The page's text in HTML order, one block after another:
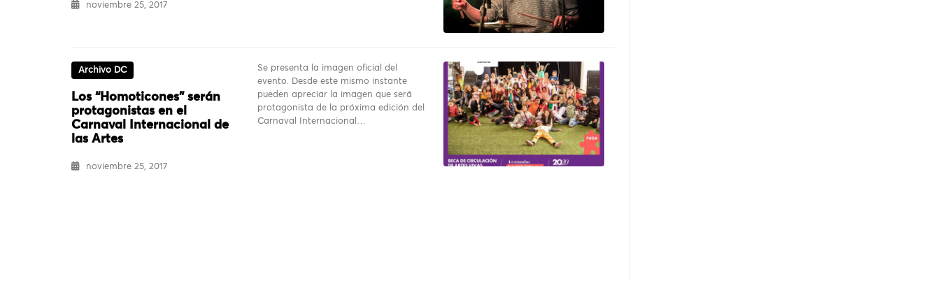
noviembre 25, 2017
Archivo DC
Los “Homoticones” serán
protagonistas en el
Carnaval Internacional de
las Artes
noviembre 25, 2017
Se presenta la imagen oficial del
evento. Desde este mismo instante
pueden apreciar la imagen que será
protagonista de la próxima edición del
Carnaval Internacional…